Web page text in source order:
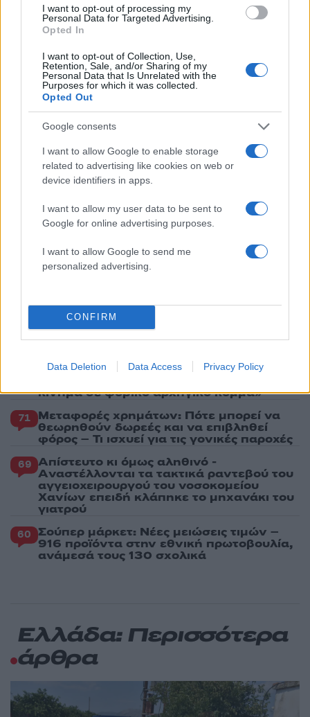
I want to opt-out of processing my
Personal Data for Targeted Advertising.
Opted In
I want to opt-out of Collection, Use,
Retention, Sale, and/or Sharing of my
Personal Data that Is Unrelated with the
Purposes for which it was collected.
Opted Out
Google consents
I want to allow Google to enable storage
related to advertising like cookies on web or
device identifiers in apps.
I want to allow my user data to be sent to
Google for online advertising purposes.
I want to allow Google to send me
personalized advertising.
CONFIRM
Data Deletion Data Access Privacy Policy
στο τροχαίο στις Σέρρες με νεκρούς μητέρα
και γιο - «Ίσως κάτι απέσπασε την προσοχή
του οδηγού» λέει πραγματογνώμονας
Μυστράς: Αλλαγή στην υπερασπιστική
γραμμή του 55χρονου που έκρυψε τον
νεκρό πατέρα του σε καταψύκτη – Η
αγάπη στους γονείς και η διαφωνία με την
αδερφή του
Ανησυχία από το ξέσπασμα του ιού του
Δυτικού Νείλου με κρούσματα στην Αττική
- «Καμπανάκι» από τον Ιατρικό Σύλλογο
Αθηνών για την προστασία της δημόσιας
υγείας
Πέθανε ο Γουίλιαμ Όρμπιτ, παραγωγός του
εμβληματικού άλμπουμ της Μαντόνα «Ray
of Light»
Πιο σχολιασμένα
να απολογηθεί την Τρίτη – «Είναι αθώα,
συμμετείχε στη διαδήλωση όπως και
100.000 άτομα»
Βγήκαν ξανά τα μαχαίρια στην Ελπίδα
για τη Δημοκρατία: «Καρυστιανού,
κίνημα σε φοβικό αρχηγικό κόμμα»
71 Μεταφορές χρημάτων: Πότε μπορεί να
θεωρηθούν δωρεές και να επιβληθεί
φόρος – Τι ισχυεί για τις γονικές παροχές
69 Απίστευτο κι όμως αληθινό -
Aναστέλλονται τα τακτικά ραντεβού του
αγγειοχειρουργού του νοσοκομείου
Χανίων επειδή κλάπηκε το μηχανάκι του
γιατρού
60 Σούπερ μάρκετ: Νέες μειώσεις τιμών –
916 προϊόντα στην εθνική πρωτοβουλία,
ανάμεσά τους 130 σχολικά
Ελλάδα: Περισσότερα
άρθρα